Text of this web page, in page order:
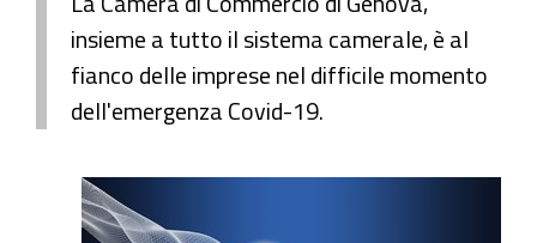
insieme a tutto il sistema camerale, è al
fianco delle imprese nel difficile momento
dell'emergenza Covid-19.